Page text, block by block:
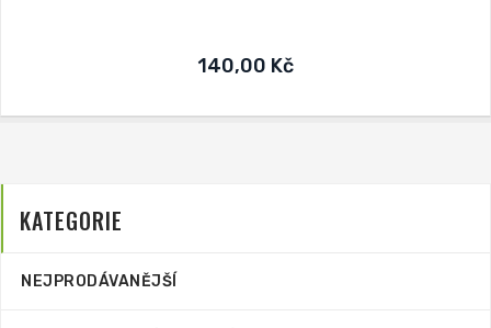
140,00 Kč
KATEGORIE
NEJPRODÁVANĚJŠÍ